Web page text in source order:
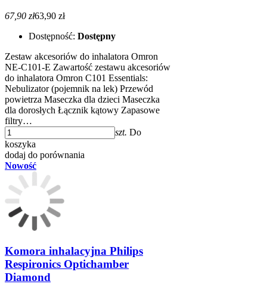
67,90 zł63,90 zł
Dostępność: Dostępny
Zestaw akcesoriów do inhalatora Omron
NE-C101-E Zawartość zestawu akcesoriów
do inhalatora Omron C101 Essentials:
Nebulizator (pojemnik na lek) Przewód
powietrza Maseczka dla dzieci Maseczka
dla dorosłych Łącznik kątowy Zapasowe
filtry…
szt. Do
koszyka
dodaj do porównania
Nowość
Komora inhalacyjna Philips
Respironics Optichamber
Diamond